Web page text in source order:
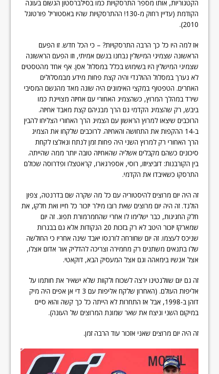
הקטגוריות, אותו מספר התרסקויות כמו בסילברסטון הגשום בעונה
הקודמת (עדיין רחוק מ-130! ההתרסקויות שהיו באסטוריל פורטוגל
2010).
אז למה היו כל כך הרבה התרסקויות? – כי הכל חדש. זו הפעם
הראשונה שצמיגי המישלין נבחנו בגשם אמיתי, וזו הפעם הראשונה
שצמיגי המישלין היו בשימוש בכלל במסלול אסן. אף אחד מהטסטים
לא נערך במסלול ההולנדי והיה קצת פחות מידע מבמסלולים
האחרים. הטפטוף במקצי האימונים היה שונה מאד מהגשם המסיבי
שירד במהלך המרוץ, כשהצמיג האחורי עם אחיזה מצויינת כמו
ביבש, רק שהצמיג הקדמי גם הרך מבניהם קצת מאבד אחיזה.
הרוכבים שיצאו למרוץ הראשון עם הצמיג הרך האחורי הצליחו להבין
ב-14 ההקפות את התחושה והאחיזה. לרוכבים שלקחו את הצמיג
הרך האחורי רק למרוץ השני היה פחות זמן לנתח ונאלצו לקחת
סיכונים כשהם מקבלים אשליה שהאחיזה טובה יותר ממה שהייתה.
בין הקורבנות: דוביציוזו, רוסי, אספרגארו, קראטצלו ופדרוסה שכולם
התרסקו כשאיבדו את הקדמי.
זה היה יום מרוצים להיסטוריה עם כל מה שקרה שם בדרנטה, צפון
הולנד. זה היה יום מרוצים שאת רובו מילר יזכור כל חייו ואת חלקו, את
חלק החגיגות, כבר ישלימו לו אחרי שהחמרמורת תפוג. זה יום
שמארקז יזכור היטב לא רק בזכות 20 הנקודות אלא גם בבגרות
שניכס לעצמו. זה יום שחורחה לורנסו יאבד שינה אחריו כי החולשה
שלו בתנאים משתנים רק מחמירה וצריכה להדליק אור אדום אצלו,
אצל אנשיו בימאהה וגם אצל המעסיק הבא, דוקאטי.
זה גם יום שוולנטינו ירצה לשכוח ולקוות שלא ישאיר את חותמו על
אליפות העולם. (האחרון שלקח אליפות עם 3 די אן אפים היה מיק
דוהן ב-1998, אבל אז התחרות לא הייתה כל כך קשה והוא סיים
במיקום השני וניצח את שאר שמונת המרוצים של העונה).
זה היה יום מרוצים שאני אזכור עוד הרבה זמן.